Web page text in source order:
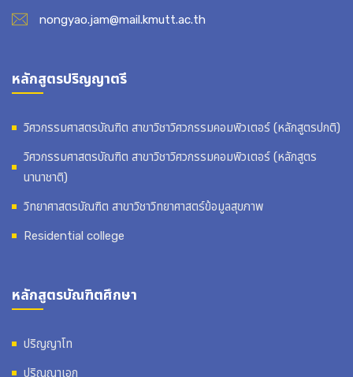
nongyao.jam@mail.kmutt.ac.th
หลักสูตรปริญญาตรี
วิศวกรรมศาสตรบัณฑิต สาขาวิชาวิศวกรรมคอมพิวเตอร์ (หลักสูตรปกติ)
วิศวกรรมศาสตรบัณฑิต สาขาวิชาวิศวกรรมคอมพิวเตอร์ (หลักสูตร
นานาชาติ)
วิทยาศาสตรบัณฑิต สาขาวิชาวิทยาศาสตร์ข้อมูลสุขภาพ
Residential college
หลักสูตรบัณฑิตศึกษา
ปริญญาโท
ปริญญาเอก